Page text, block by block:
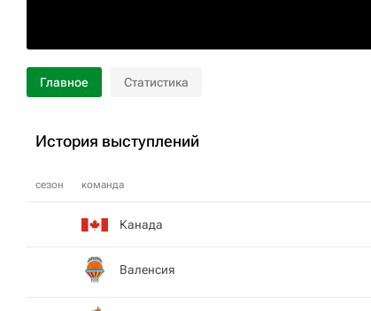
Главное Статистика
История выступлений
сезон команда
Канада
Валенсия